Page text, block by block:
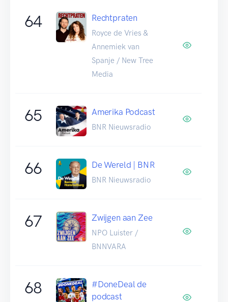
64 Rechtpraten
Royce de Vries &
Annemiek van
Spanje / New Tree
Media
65 Amerika Podcast
BNR Nieuwsradio
66 De Wereld | BNR
BNR Nieuwsradio
67 Zwijgen aan Zee
NPO Luister /
BNNVARA
68
#DoneDeal de
podcast